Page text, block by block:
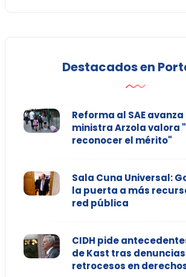
Destacados en
Reforma al SAE
ministra Arzola valora
reconocer el mérito"
Sala Cuna Universal:
la puerta a más
red pública
CIDH pide
de Kast tras
retrocesos en